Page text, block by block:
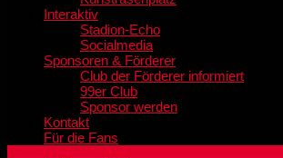
Interaktiv
Stadion-Echo
Socialmedia
Sponsoren & Förderer
Club der Förderer informiert
99er Club
Sponsor werden
Kontakt
Für die Fans